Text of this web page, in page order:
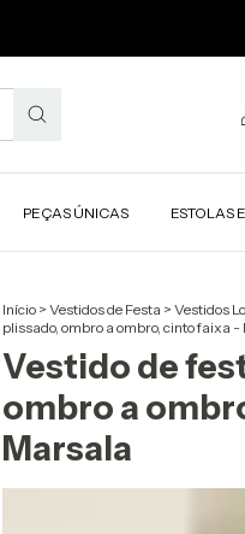
PEÇAS ÚNICAS ESTOLAS
Início > Vestidos de Festa > Vestidos
plissado, ombro a ombro, cinto faixa
Vestido de
ombro a
Marsala